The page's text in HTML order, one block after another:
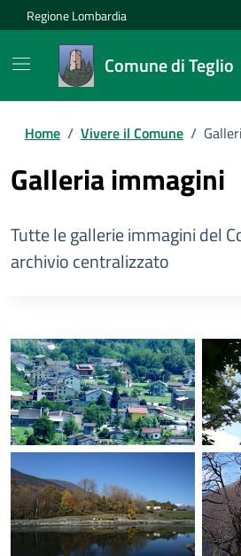
Regione Lombardia
Comune di Teglio
Home / Vivere il Comune /
Galleria immagini
Tutte le gallerie immagini del
archivio centralizzato